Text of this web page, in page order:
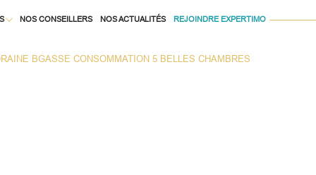
À LA LOCATION
NOS CONSEILLERS NOS ACTUALITÉS REJOINDRE EXPERTIMO
BGASSE CONSOMMATION 5 BELLES CHAMBRES